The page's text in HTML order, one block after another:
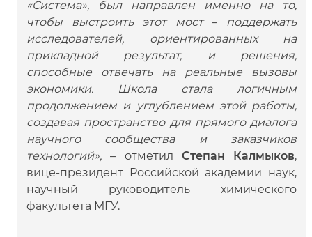
«Система», был направлен именно на то,
чтобы выстроить этот мост– поддержать
исследователей, ориентированных на
прикладной результат, и решения,
способные отвечать на реальные вызовы
экономики. Школа стала логичным
продолжением и углублением этой работы,
создавая пространство для прямого диалога
научного сообщества и заказчиков
технологий»,– отметил Степан Калмыков,
вице-президент Российской академии наук,
научный руководитель химического
факультета МГУ.